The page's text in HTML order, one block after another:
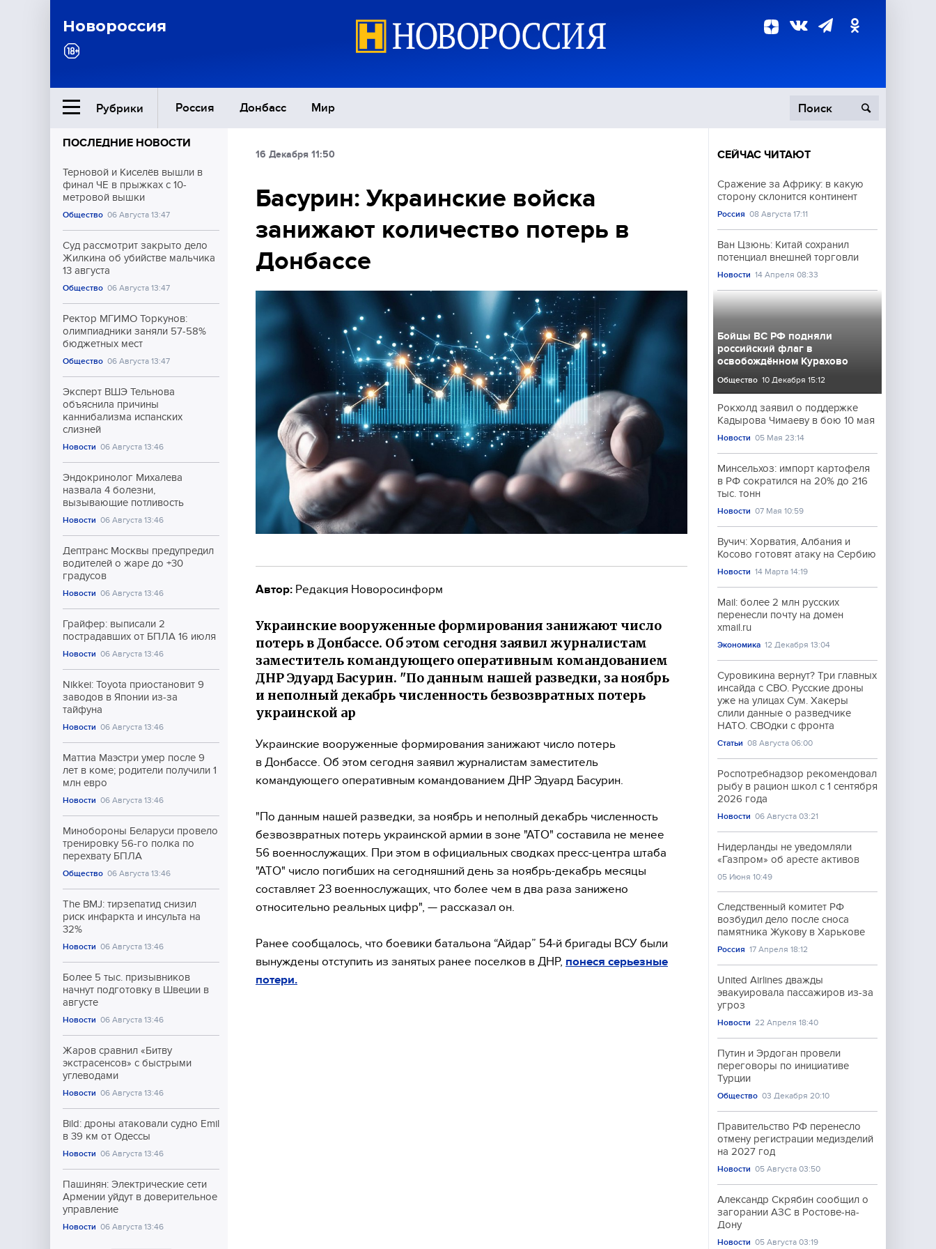
Новороссия
Рубрики Россия Донбасс Мир
Ближний Восток
Общество
Экономика
Происшествия
Культура
ПОСЛЕДНИЕ НОВОСТИ
Терновой и Киселёв вышли в
финал ЧЕ в прыжках с 10-
метровой вышки
Общество 06 Августа 13:47
Суд рассмотрит закрыто дело
Жилкина об убийстве мальчика
13 августа
Общество 06 Августа 13:47
Ректор МГИМО Торкунов:
олимпиадники заняли 57-58%
бюджетных мест
Общество 06 Августа 13:47
Эксперт ВШЭ Тельнова
объяснила причины
каннибализма испанских
слизней
Новости 06 Августа 13:46
Эндокринолог Михалева
назвала 4 болезни,
вызывающие потливость
Новости 06 Августа 13:46
Дептранс Москвы предупредил
водителей о жаре до +30
градусов
Новости 06 Августа 13:46
Грайфер: выписали 2
пострадавших от БПЛА 16 июля
Новости 06 Августа 13:46
Nikkei: Toyota приостановит 9
заводов в Японии из-за
тайфуна
Новости 06 Августа 13:46
Маттиа Маэстри умер после 9
лет в коме; родители получили 1
млн евро
Новости 06 Августа 13:46
Минобороны Беларуси провело
тренировку 56-го полка по
перехвату БПЛА
Общество 06 Августа 13:46
The BMJ: тирзепатид снизил
риск инфаркта и инсульта на
32%
Новости 06 Августа 13:46
Более 5 тыс. призывников
начнут подготовку в Швеции в
августе
Новости 06 Августа 13:46
Жаров сравнил «Битву
экстрасенсов» с быстрыми
углеводами
Новости 06 Августа 13:46
Bild: дроны атаковали судно Emil
в 39 км от Одессы
Новости 06 Августа 13:46
Пашинян: Электрические сети
Армении уйдут в доверительное
управление
Новости 06 Августа 13:46
16 Декабря 11:50
Басурин: Украинские войска
занижают количество потерь в
Донбассе
Автор: Редакция Новоросинформ
Украинские вооруженные формирования занижают число
потерь в Донбассе. Об этом сегодня заявил журналистам
заместитель командующего оперативным командованием
ДНР Эдуард Басурин. "По данным нашей разведки, за ноябрь
и неполный декабрь численность безвозвратных потерь
украинской ар
Украинские вооруженные формирования занижают число потерь
в Донбассе. Об этом сегодня заявил журналистам заместитель
командующего оперативным командованием ДНР Эдуард Басурин.
"По данным нашей разведки, за ноябрь и неполный декабрь численность
безвозвратных потерь украинской армии в зоне "АТО" составила не менее
56 военнослужащих. При этом в официальных сводках пресс-центра штаба
"АТО" число погибших на сегодняшний день за ноябрь-декабрь месяцы
составляет 23 военнослужащих, что более чем в два раза занижено
относительно реальных цифр", — рассказал он.
Ранее сообщалось, что боевики батальона “Айдар” 54-й бригады ВСУ были
вынуждены отступить из занятых ранее поселков в ДНР, понеся серьезные
потери.
СЕЙЧАС ЧИТАЮТ
Сражение за Африку: в какую
сторону склонится континент
Россия 08 Августа 17:11
Ван Цзюнь: Китай сохранил
потенциал внешней торговли
Новости 14 Апреля 08:33
Бойцы ВС РФ подняли
российский флаг в
освобождённом Курахово
Общество 10 Декабря 15:12
Рокхолд заявил о поддержке
Кадырова Чимаеву в бою 10 мая
Новости 05 Мая 23:14
Минсельхоз: импорт картофеля
в РФ сократился на 20% до 216
тыс. тонн
Новости 07 Мая 10:59
Вучич: Хорватия, Албания и
Косово готовят атаку на Сербию
Новости 14 Марта 14:19
Mail: более 2 млн русских
перенесли почту на домен
xmail.ru
Экономика 12 Декабря 13:04
Суровикина вернут? Три главных
инсайда с СВО. Русские дроны
уже на улицах Сум. Хакеры
слили данные о разведчике
НАТО. СВОдки с фронта
Статьи 08 Августа 06:00
Роспотребнадзор рекомендовал
рыбу в рацион школ с 1 сентября
2026 года
Новости 06 Августа 03:21
Нидерланды не уведомляли
«Газпром» об аресте активов
05 Июня 10:49
Следственный комитет РФ
возбудил дело после сноса
памятника Жукову в Харькове
Россия 17 Апреля 18:12
United Airlines дважды
эвакуировала пассажиров из-за
угроз
Новости 22 Апреля 18:40
Путин и Эрдоган провели
переговоры по инициативе
Турции
Общество 03 Декабря 20:10
Правительство РФ перенесло
отмену регистрации медизделий
на 2027 год
Новости 05 Августа 03:50
Александр Скрябин сообщил о
загорании АЗС в Ростове-на-
Дону
Новости 05 Августа 03:19